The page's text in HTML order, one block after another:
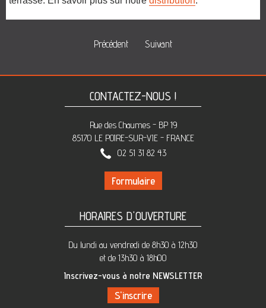
Précédent Suivant
CONTACTEZ-NOUS !
Rue des Chaumes - BP 19
85170 LE POIRE-SUR-VIE - FRANCE
02 51 31 82 43
Formulaire
HORAIRES D'OUVERTURE
Du lundi au vendredi de 8h30 à 12h30
et de 13h30 à 18h00
Inscrivez-vous à notre NEWSLETTER